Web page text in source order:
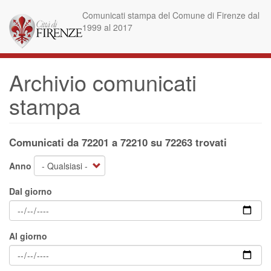
contenuto
principale
Comunicati stampa del Comune di Firenze dal
1999 al 2017
Archivio comunicati
stampa
Comunicati da 72201 a 72210 su 72263 trovati
Anno
Dal giorno
Al giorno